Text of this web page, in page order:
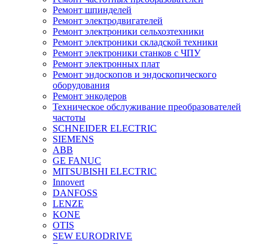
Ремонт шпинделей
Ремонт электродвигателей
Ремонт электроники сельхозтехники
Ремонт электроники складской техники
Ремонт электроники станков с ЧПУ
Ремонт электронных плат
Ремонт эндоскопов и эндоскопического
оборудования
Ремонт энкодеров
Техническое обслуживание преобразователей
частоты
SCHNEIDER ELECTRIC
SIEMENS
ABB
GE FANUC
MITSUBISHI ELECTRIC
Innovert
DANFOSS
LENZE
KONE
OTIS
SEW EURODRIVE